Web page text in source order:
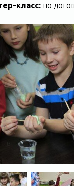
класс: по